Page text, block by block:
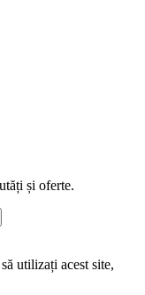
și oferte.
utilizați acest site,